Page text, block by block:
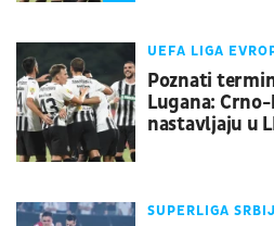
UEFA LIGA
Poznati
Lugana:
nastavljaju u
SUPERLIGA